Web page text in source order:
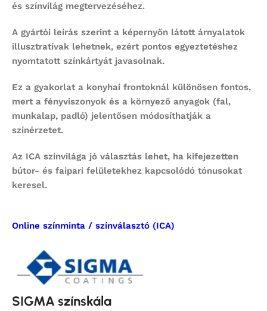
és színvilág megtervezéséhez.
A gyártói leírás szerint a képernyőn látott árnyalatok
illusztratívak lehetnek, ezért pontos egyeztetéshez
nyomtatott színkártyát javasolnak.
Ez a gyakorlat a konyhai frontoknál különösen fontos,
mert a fényviszonyok és a környező anyagok (fal,
munkalap, padló) jelentősen módosíthatják a
színérzetet.
Az ICA színvilága jó választás lehet, ha kifejezetten
bútor- és faipari felületekhez kapcsolódó tónusokat
keresel.
Online színminta / színválasztó (ICA)
SIGMA színskála